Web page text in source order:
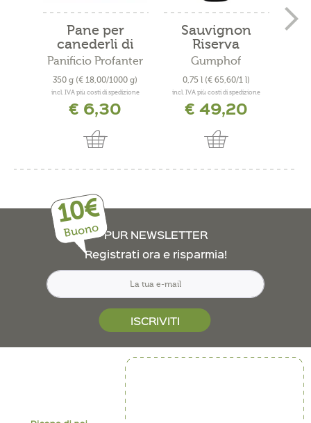
Pane per
canederli di
Kamut®...
Panificio Profanter
350 g (€ 18,00/1000 g)
incl. IVA più costi di spedizione
€ 6,30
Sauvignon
Riserva
Renaissance...
Gumphof
0,75 l (€ 65,60/1 l)
incl. IVA più costi di spedizione
€ 49,20
10€
Buono PUR NEWSLETTER
Registrati ora e risparmia!
ISCRIVITI